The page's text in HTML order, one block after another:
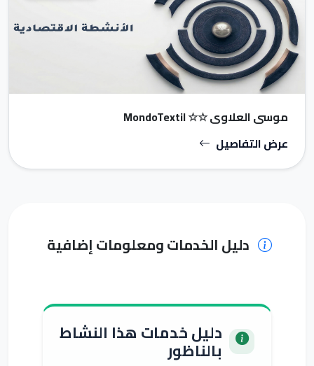
موسى العلاوي ☆☆ MondoTextil
عرض التفاصيل
دليل الخدمات ومعلومات إضافية
دليل خدمات هذا النشاط
بالناظور